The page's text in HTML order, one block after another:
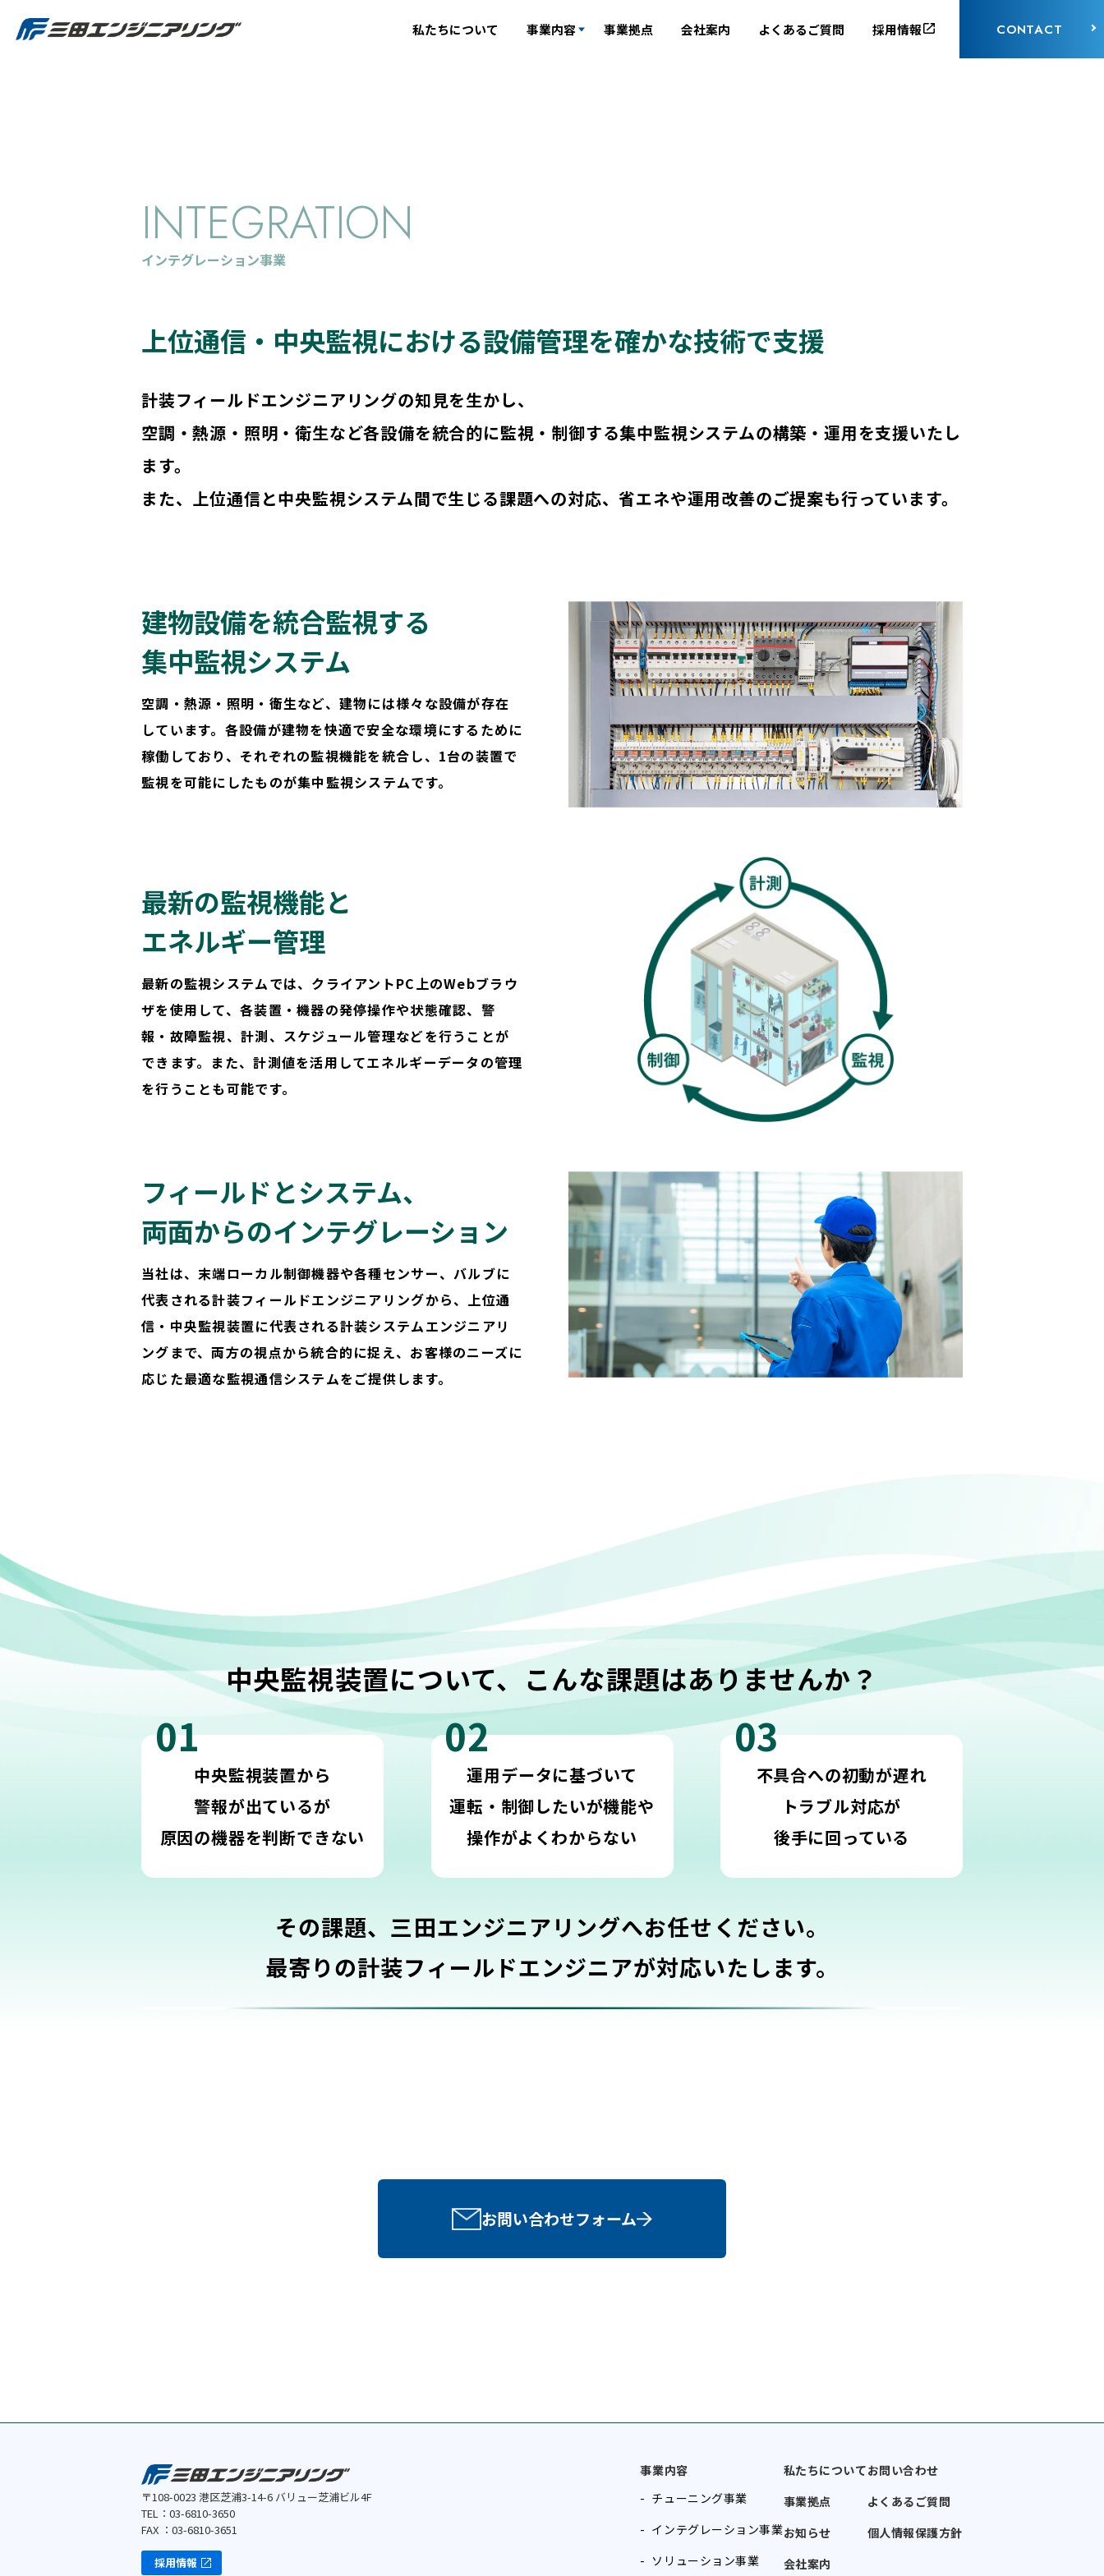
私たちについて 事業内容 事業拠点 会社案内 よくあるご質問 採用情報 CONTACT
INTEGRATION
インテグレーション事業
上位通信・中央監視における設備管理を確かな技術で支援
計装フィールドエンジニアリングの知見を生かし、
空調・熱源・照明・衛生など各設備を統合的に監視・制御する集中監視システムの構築・運用を支援いたし
ます。
また、上位通信と中央監視システム間で生じる課題への対応、省エネや運用改善のご提案も行っています。
建物設備を統合監視する
集中監視システム
空調・熱源・照明・衛生など、建物には様々な設備が存在
しています。各設備が建物を快適で安全な環境にするために
稼働しており、それぞれの監視機能を統合し、1台の装置で
監視を可能にしたものが集中監視システムです。
最新の監視機能と
エネルギー管理
最新の監視システムでは、クライアントPC上のWebブラウ
ザを使用して、各装置・機器の発停操作や状態確認、警
報・故障監視、計測、スケジュール管理などを行うことが
できます。また、計測値を活用してエネルギーデータの管理
を行うことも可能です。
フィールドとシステム、
両面からのインテグレーション
当社は、末端ローカル制御機器や各種センサー、バルブに
代表される計装フィールドエンジニアリングから、上位通
信・中央監視装置に代表される計装システムエンジニアリ
ングまで、両方の視点から統合的に捉え、お客様のニーズに
応じた最適な監視通信システムをご提供します。
中央監視装置について、 こんな課題はありませんか？
01
中央監視装置から
警報が出ているが
原因の機器を判断できない
02
運用データに基づいて
運転・制御したいが機能や
操作がよくわからない
03
不具合への初動が遅れ
トラブル対応が
後手に回っている
その課題、三田エンジニアリングへお任せください。
最寄りの計装フィールドエンジニアが対応いたします。
お問い合わせフォーム
〒108-0023 港区芝浦3-14-6 バリュー芝浦ビル4F
TEL：03-6810-3650
FAX ：03-6810-3651
採用情報
事業内容
チューニング事業
インテグレーション事業
ソリューション事業
私たちについて
事業拠点
お知らせ
会社案内
お問い合わせ
よくあるご質問
個人情報保護方針